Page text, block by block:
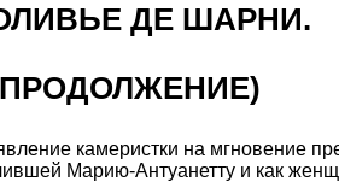
ДЕ ШАРНИ.
камеристки на мгновение
Марию-Антуанетту и как